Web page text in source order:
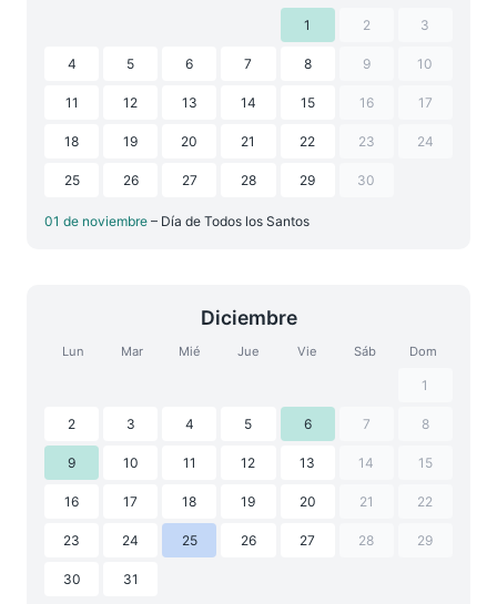
1 2 3
4 5 6 7 8 9 10
11 12 13 14 15 16 17
18 19 20 21 22 23 24
25 26 27 28 29 30
01 de noviembre – Día de Todos los Santos
Diciembre
Lun Mar Mié Jue Vie Sáb Dom
1
2 3 4 5 6 7 8
9 10 11 12 13 14 15
16 17 18 19 20 21 22
23 24 25 26 27 28 29
30 31